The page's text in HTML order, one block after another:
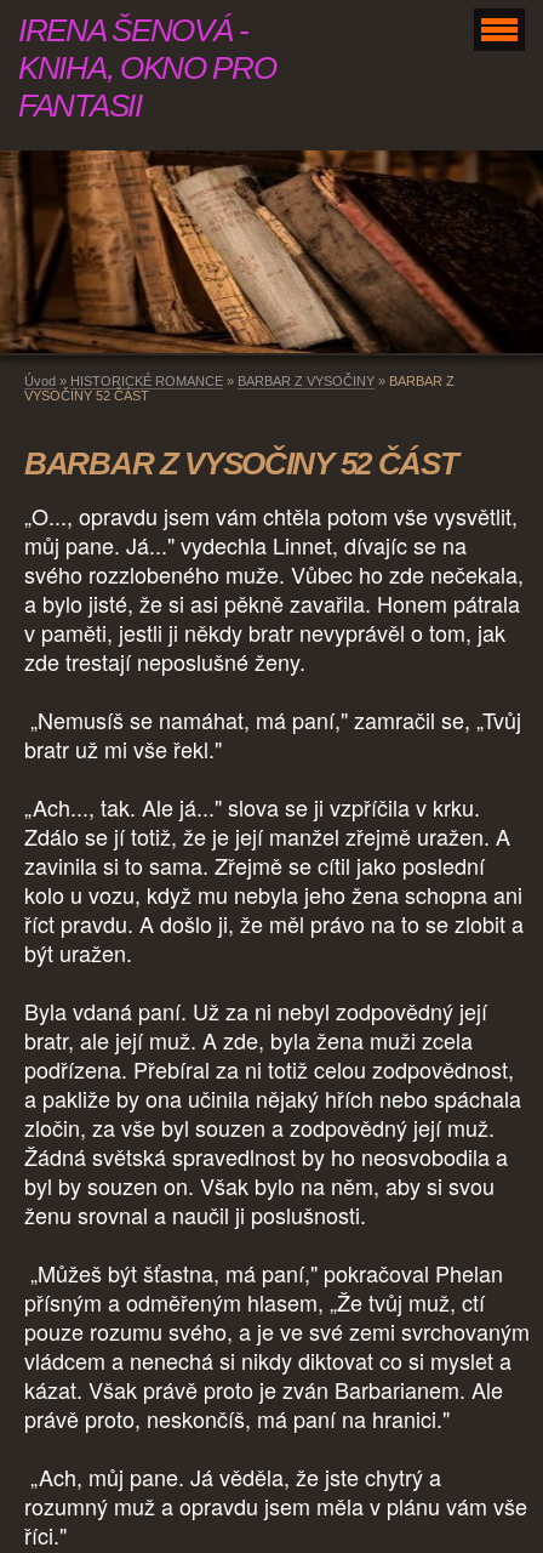
IRENA ŠENOVÁ -
KNIHA, OKNO PRO
FANTASII
Úvod » HISTORICKÉ ROMANCE » BARBAR Z VYSOČINY » BARBAR Z
VYSOČINY 52 ČÁST
BARBAR Z VYSOČINY 52 ČÁST
„O..., opravdu jsem vám chtěla potom vše vysvětlit,
můj pane. Já..." vydechla Linnet, dívajíc se na
svého rozzlobeného muže. Vůbec ho zde nečekala,
a bylo jisté, že si asi pěkně zavařila. Honem pátrala
v paměti, jestli ji někdy bratr nevyprávěl o tom, jak
zde trestají neposlušné ženy.
„Nemusíš se namáhat, má paní," zamračil se, „Tvůj
bratr už mi vše řekl."
„Ach..., tak. Ale já..." slova se ji vzpříčila v krku.
Zdálo se jí totiž, že je její manžel zřejmě uražen. A
zavinila si to sama. Zřejmě se cítil jako poslední
kolo u vozu, když mu nebyla jeho žena schopna ani
říct pravdu. A došlo ji, že měl právo na to se zlobit a
být uražen.
Byla vdaná paní. Už za ni nebyl zodpovědný její
bratr, ale její muž. A zde, byla žena muži zcela
podřízena. Přebíral za ni totiž celou zodpovědnost,
a pakliže by ona učinila nějaký hřích nebo spáchala
zločin, za vše byl souzen a zodpovědný její muž.
Žádná světská spravedlnost by ho neosvobodila a
byl by souzen on. Však bylo na něm, aby si svou
ženu srovnal a naučil ji poslušnosti.
„Můžeš být šťastna, má paní," pokračoval Phelan
přísným a odměřeným hlasem, „Že tvůj muž, ctí
pouze rozumu svého, a je ve své zemi svrchovaným
vládcem a nenechá si nikdy diktovat co si myslet a
kázat. Však právě proto je zván Barbarianem. Ale
právě proto, neskončíš, má paní na hranici."
„Ach, můj pane. Já věděla, že jste chytrý a
rozumný muž a opravdu jsem měla v plánu vám vše
říci."